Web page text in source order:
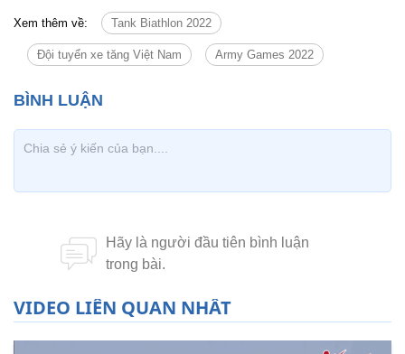
Xem thêm về: Tank Biathlon 2022
Đội tuyển xe tăng Việt Nam Army Games 2022
VIDEO LIÊN QUAN NHẤT